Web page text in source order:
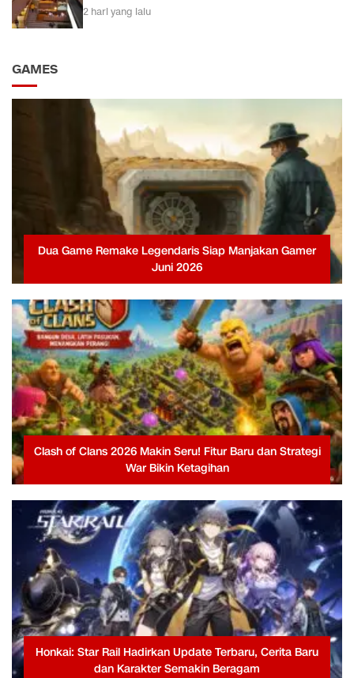
2 hari yang lalu
GAMES
Dua Game Remake Legendaris Siap Manjakan Gamer
Juni 2026
Clash of Clans 2026 Makin Seru! Fitur Baru dan Strategi
War Bikin Ketagihan
Honkai: Star Rail Hadirkan Update Terbaru, Cerita Baru
dan Karakter Semakin Beragam